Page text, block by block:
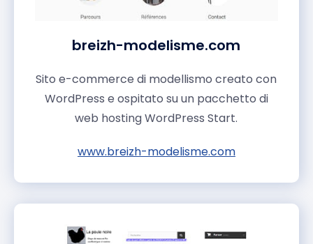
breizh-modelisme.com
Sito e-commerce di modellismo creato con
WordPress e ospitato su un pacchetto di
web hosting WordPress Start.
www.breizh-modelisme.com